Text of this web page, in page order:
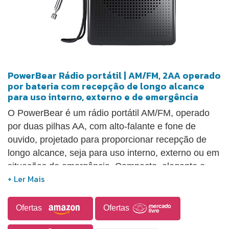
PowerBear Rádio portátil | AM/FM, 2AA operado
por bateria com recepção de longo alcance
para uso interno, externo e de emergência
O PowerBear é um rádio portátil AM/FM, operado
por duas pilhas AA, com alto-falante e fone de
ouvido, projetado para proporcionar recepção de
longo alcance, seja para uso interno, externo ou em
situações de emergência. Compacto, elegante e
fácil de usar, mede 12 x 7 x 2,8 cm e pesa apenas
viagens ou atividades ao ar livre. O aparelho
permite que você se mantenha informado com as
Ofertas Ofertas